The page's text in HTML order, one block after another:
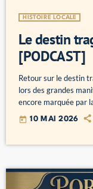
HISTOIRE LOCALE
Le destin
[PODCAST]
Retour sur le destin
lors des grandes
encore marquée par
forte de l’histoire
Histoires et disponible
today 10 MAI 2026